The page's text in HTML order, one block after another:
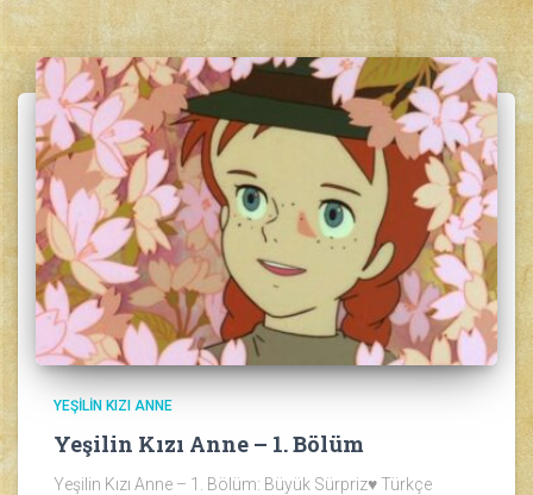
YEŞILIN KIZI ANNE
Yeşilin Kızı Anne – 1. Bölüm
Yeşilin Kızı Anne – 1. Bölüm: Büyük Sürpriz♥ Türkçe